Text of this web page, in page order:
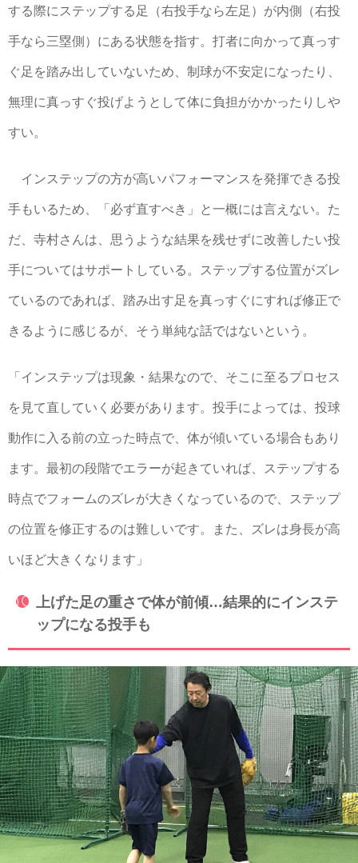
する際にステップする足（右投手なら左足）が内側（右投
手なら三塁側）にある状態を指す。打者に向かって真っす
ぐ足を踏み出していないため、制球が不安定になったり、
無理に真っすぐ投げようとして体に負担がかかったりしや
すい。
インステップの方が高いパフォーマンスを発揮できる投
手もいるため、「必ず直すべき」と一概には言えない。た
だ、寺村さんは、思うような結果を残せずに改善したい投
手についてはサポートしている。ステップする位置がズレ
ているのであれば、踏み出す足を真っすぐにすれば修正で
きるように感じるが、そう単純な話ではないという。
「インステップは現象・結果なので、そこに至るプロセス
を見て直していく必要があります。投手によっては、投球
動作に入る前の立った時点で、体が傾いている場合もあり
ます。最初の段階でエラーが起きていれば、ステップする
時点でフォームのズレが大きくなっているので、ステップ
の位置を修正するのは難しいです。また、ズレは身長が高
いほど大きくなります」
上げた足の重さで体が前傾…結果的にインステ
ップになる投手も